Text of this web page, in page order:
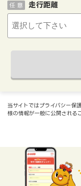
走行距離
任 意
当サイトではプライバシー保
様の情報が一般に公開される